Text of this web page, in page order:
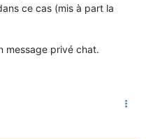
ce cas (mis à part la
message privé chat.